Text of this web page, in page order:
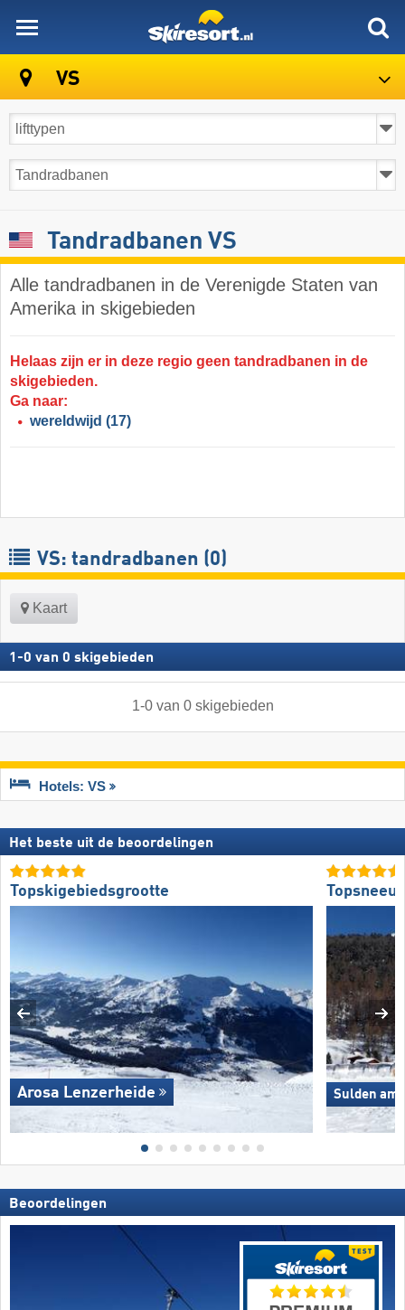
VS
Tandradbanen VS
Alle tandradbanen in de Verenigde Staten van
Amerika in skigebieden
Helaas zijn er in deze regio geen tandradbanen in de
skigebieden.
Ga naar:
wereldwijd (17)
VS: tandradbanen (0)
Kaart
1 -0 van 0 skigebieden
1-0van 0 skigebieden
Hotels: VS
Het beste uit de beoordelingen
Topskigebiedsgrootte
Arosa Lenzerheide Sulden am
Beoordelingen